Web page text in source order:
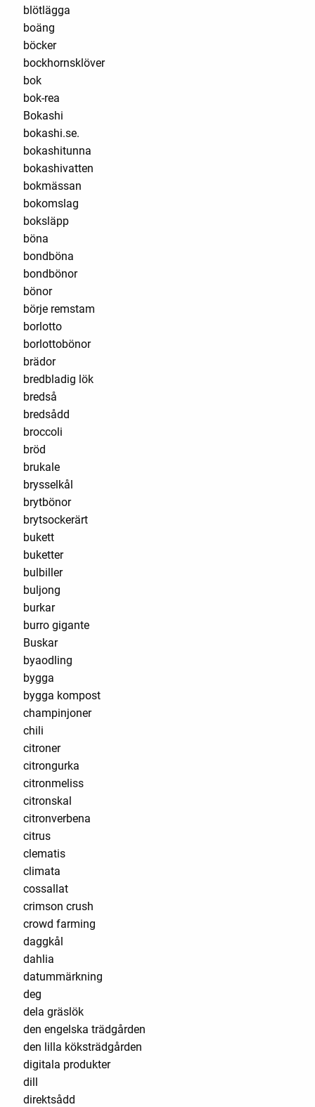
blötlägga
boäng
böcker
bockhornsklöver
bok
bok-rea
Bokashi
bokashi.se.
bokashitunna
bokashivatten
bokmässan
bokomslag
boksläpp
böna
bondböna
bondbönor
bönor
börje remstam
borlotto
borlottobönor
brädor
bredbladig lök
bredså
bredsådd
broccoli
bröd
brukale
brysselkål
brytbönor
brytsockerärt
bukett
buketter
bulbiller
buljong
burkar
burro gigante
Buskar
byaodling
bygga
bygga kompost
champinjoner
chili
citroner
citrongurka
citronmeliss
citronskal
citronverbena
citrus
clematis
climata
cossallat
crimson crush
crowd farming
daggkål
dahlia
datummärkning
deg
dela gräslök
den engelska trädgården
den lilla köksträdgården
digitala produkter
dill
direktsådd